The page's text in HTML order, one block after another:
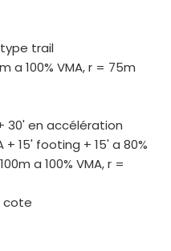
trail
a 100% VMA, r = 75m
30' en accélération
15' footing + 15' a 80%
a 100% VMA, r =
cote